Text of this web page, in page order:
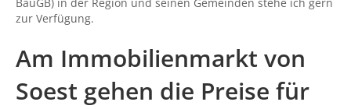
zur Verfügung.
Am Immobilienmarkt von
Soest gehen die Preise für